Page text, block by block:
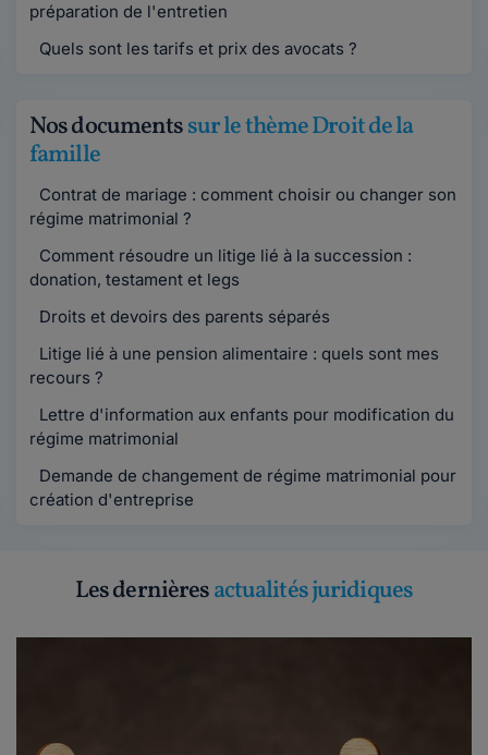
préparation de l'entretien
Quels sont les tarifs et prix des avocats ?
Nos documentssur le thème Droit de la
famille
Contrat de mariage : comment choisir ou changer son
régime matrimonial ?
Comment résoudre un litige lié à la succession :
donation, testament et legs
Droits et devoirs des parents séparés
Litige lié à une pension alimentaire : quels sont mes
recours ?
Lettre d'information aux enfants pour modification du
régime matrimonial
Demande de changement de régime matrimonial pour
création d'entreprise
Les dernièresactualités juridiques